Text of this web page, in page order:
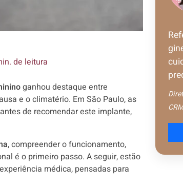
de leitura
ganhou destaque entre
e o climatério. Em São Paulo, as
de recomendar este implante,
, compreender o funcionamento,
é o primeiro passo. A seguir, estão
médica, pensadas para